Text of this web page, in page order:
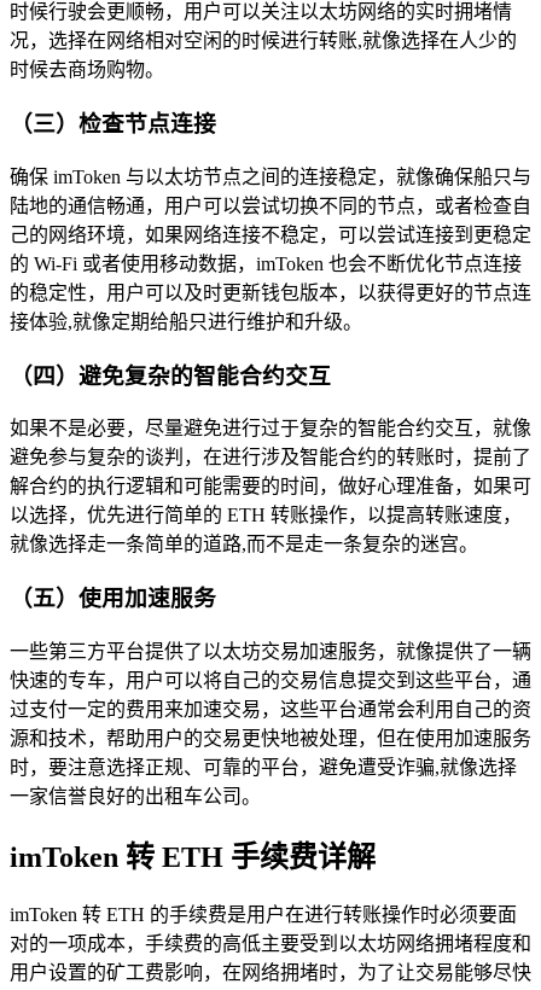
时候行驶会更顺畅，用户可以关注以太坊网络的实时拥堵情
况，选择在网络相对空闲的时候进行转账,就像选择在人少的
时候去商场购物。
（三）检查节点连接
确保 imToken 与以太坊节点之间的连接稳定，就像确保船只与
陆地的通信畅通，用户可以尝试切换不同的节点，或者检查自
己的网络环境，如果网络连接不稳定，可以尝试连接到更稳定
的 Wi-Fi 或者使用移动数据，imToken 也会不断优化节点连接
的稳定性，用户可以及时更新钱包版本，以获得更好的节点连
接体验,就像定期给船只进行维护和升级。
（四）避免复杂的智能合约交互
如果不是必要，尽量避免进行过于复杂的智能合约交互，就像
避免参与复杂的谈判，在进行涉及智能合约的转账时，提前了
解合约的执行逻辑和可能需要的时间，做好心理准备，如果可
以选择，优先进行简单的 ETH 转账操作，以提高转账速度，
就像选择走一条简单的道路,而不是走一条复杂的迷宫。
（五）使用加速服务
一些第三方平台提供了以太坊交易加速服务，就像提供了一辆
快速的专车，用户可以将自己的交易信息提交到这些平台，通
过支付一定的费用来加速交易，这些平台通常会利用自己的资
源和技术，帮助用户的交易更快地被处理，但在使用加速服务
时，要注意选择正规、可靠的平台，避免遭受诈骗,就像选择
一家信誉良好的出租车公司。
imToken 转 ETH 手续费详解
imToken 转 ETH 的手续费是用户在进行转账操作时必须要面
对的一项成本，手续费的高低主要受到以太坊网络拥堵程度和
用户设置的矿工费影响，在网络拥堵时，为了让交易能够尽快